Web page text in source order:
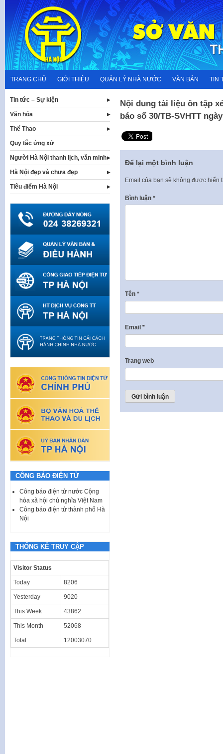
content
TRANG CHỦ GIỚI THIỆU QUẢN LÝ NHÀ NƯỚC VĂN BẢN TIN
Nội dung tài liệu ôn tập
báo số 30/TB-SVHTT
Để lại một bình luận
Email của bạn sẽ không được hiển
Bình luận *
Tên *
Email *
Trang web
Tin tức – Sự kiện
Văn hóa
Thể Thao
Quy tắc ứng xử
Người Hà Nội thanh lịch, văn minh
Hà Nội đẹp và chưa đẹp
Tiêu điểm Hà Nội
CÔNG BÁO ĐIỆN TỬ
Công báo điện tử nước Cộng
hòa xã hội chủ nghĩa Việt Nam
Công báo điện tử thành phố Hà
Nội
THỐNG KÊ TRUY CẬP
Visitor Status
Today 8206
Yesterday 9020
This Week 43862
This Month 52068
Total 12003070